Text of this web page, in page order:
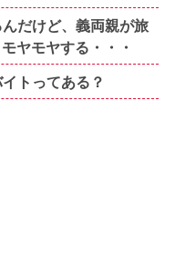
だけど、義両親が旅
ヤモヤする・・・
トってある？